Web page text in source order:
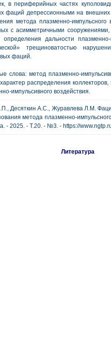
в периферийных частях
фаций депрессионными на внешних
метода плазменно-
с асимметричными
определения дальности
трещиноватостью
фаций.
слова: метод плазменно-
распределения
импульсивного воздействия.
Десяткин А.С., Журавлева Л.М.
метода плазменно-
- 2025. - Т.20. - №3. - https://
Литература